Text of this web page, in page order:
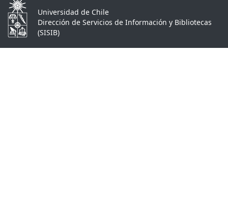
Universidad de Chile
Dirección de Servicios de Información y Bibliotecas
(SISIB)